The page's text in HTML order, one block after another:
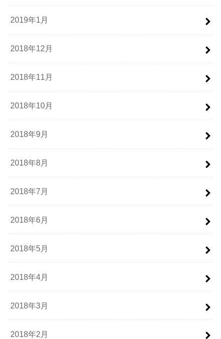
2019年1月
2018年12月
2018年11月
2018年10月
2018年9月
2018年8月
2018年7月
2018年6月
2018年5月
2018年4月
2018年3月
2018年2月